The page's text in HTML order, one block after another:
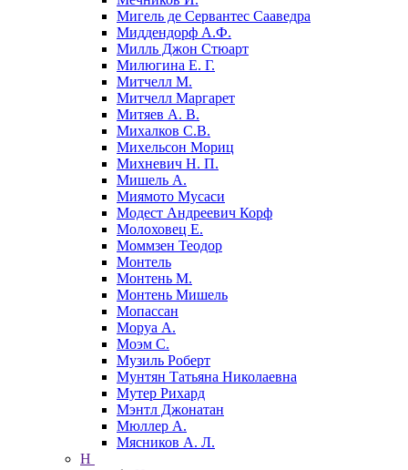
Мигель де Сервантес Сааведра
Миддендорф А.Ф.
Милль Джон Стюарт
Милюгина Е. Г.
Митчелл М.
Митчелл Маргарет
Митяев А. В.
Михалков С.В.
Михельсон Мориц
Михневич Н. П.
Мишель А.
Миямото Мусаси
Модест Андреевич Корф
Молоховец Е.
Моммзен Теодор
Монтель
Монтень М.
Монтень Мишель
Мопассан
Моруа А.
Моэм С.
Музиль Роберт
Мунтян Татьяна Николаевна
Мутер Рихард
Мэнтл Джонатан
Мюллер А.
Мясников А. Л.
Н